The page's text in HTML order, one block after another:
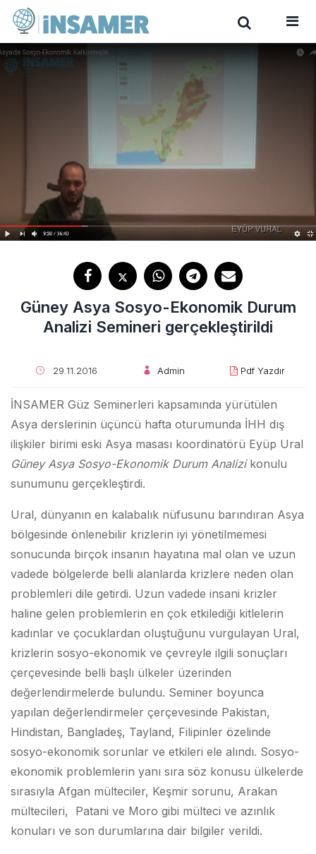
Güney Asya Sosyo-Ekonomik Durum
Analizi Semineri gerçekleştirildi
29.11.2016 Admin Pdf Yazdır
İNSAMER Güz Seminerleri kapsamında yürütülen
Asya derslerinin üçüncü hafta oturumunda İHH dış
ilişkiler birimi eski Asya masası koordinatörü Eyüp Ural
Güney Asya Sosyo-Ekonomik Durum Analizikonulu
sunumunu gerçekleştirdi.
Ural, dünyanın en kalabalık nüfusunu barındıran Asya
bölgesinde önlenebilir krizlerin iyi yönetilmemesi
sonucunda birçok insanın hayatına mal olan ve uzun
vadede bölgelerde belli alanlarda krizlere neden olan
problemleri dile getirdi. Uzun vadede insani krizler
haline gelen problemlerin en çok etkilediği kitlelerin
kadınlar ve çocuklardan oluştuğunu vurgulayan Ural,
krizlerin sosyo-ekonomik ve çevreyle ilgili sonuçları
çerçevesinde belli başlı ülkeler üzerinden
değerlendirmelerde bulundu. Seminer boyunca
yapılan değerlendirmeler çerçevesinde Pakistan,
Hindistan, Bangladeş, Tayland, Filipinler özelinde
sosyo-ekonomik sorunlar ve etkileri ele alındı. Sosyo-
ekonomik problemlerin yanı sıra söz konusu ülkelerde
sırasıyla Afgan mülteciler, Keşmir sorunu, Arakan
mültecileri, Patani ve Moro gibi mülteci ve azınlık
konuları ve son durumlarına dair bilgiler verildi.